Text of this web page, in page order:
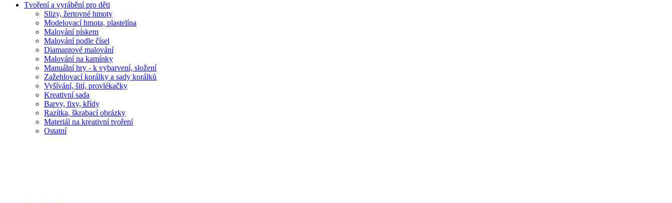
Tvoření a vyrábění pro děti
Slizy, žertovné hmoty
Modelovací hmota, plastelína
Malování pískem
Malování podle čísel
Diamantové malování
Malování na kamínky
Manuální hry - k vybarvení, složení
Zažehlovací korálky a sady korálků
Vyšívání, šití, provlékačky
Kreativní sada
Barvy, fixy, křídy
Razítka, škrabací obrázky
Materiál na kreativní tvoření
Ostatní